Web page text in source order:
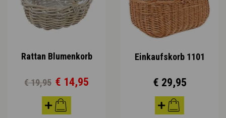
Rattan Blumenkorb
€ 19,95 € 14,95
Einkaufskorb 1101
€ 29,95